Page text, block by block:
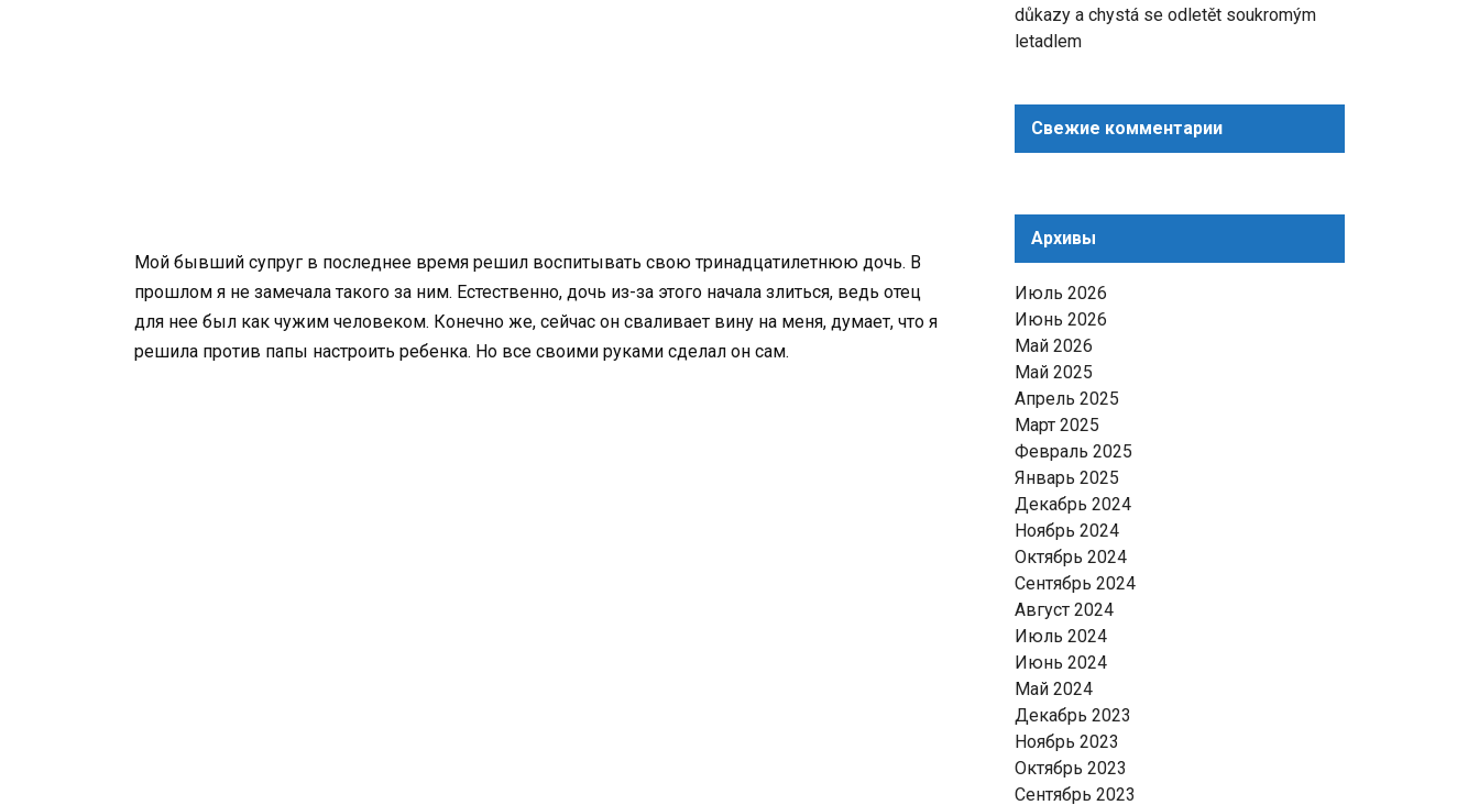
Мой бывший супруг в последнее время решил воспитывать свою тринадцатилетнюю дочь. В
прошлом я не замечала такого за ним. Естественно, дочь из-за этого начала злиться, ведь отец
для нее был как чужим человеком. Конечно же, сейчас он сваливает вину на меня, думает, что я
решила против папы настроить ребенка. Но все своими руками сделал он сам.
důkazy a chystá se odletět soukromým
letadlem
Свежие комментарии
Архивы
Июль 2026
Июнь 2026
Май 2026
Май 2025
Апрель 2025
Март 2025
Февраль 2025
Январь 2025
Декабрь 2024
Ноябрь 2024
Октябрь 2024
Сентябрь 2024
Август 2024
Июль 2024
Июнь 2024
Май 2024
Декабрь 2023
Ноябрь 2023
Октябрь 2023
Сентябрь 2023